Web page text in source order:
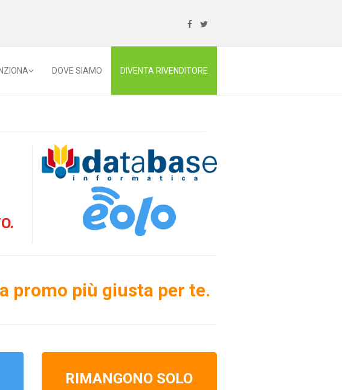
DOVE SIAMO DIVENTA RIVENDITORE
promo più giusta per te.
RIMANGONO SOLO